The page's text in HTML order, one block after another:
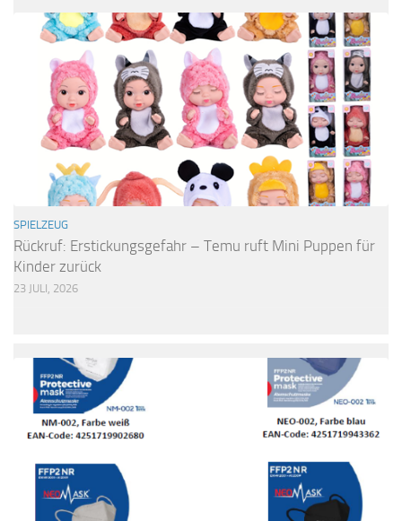
SPIELZEUG
Rückruf: Erstickungsgefahr – Temu ruft Mini Puppen für
Kinder zurück
23 JULI, 2026